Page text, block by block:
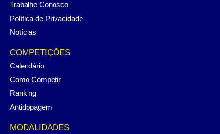
Trabalhe Conosco
Política de Privacidade
Notícias
COMPETIÇÕES
Calendário
Como Competir
Ranking
Antidopagem
MODALIDADES